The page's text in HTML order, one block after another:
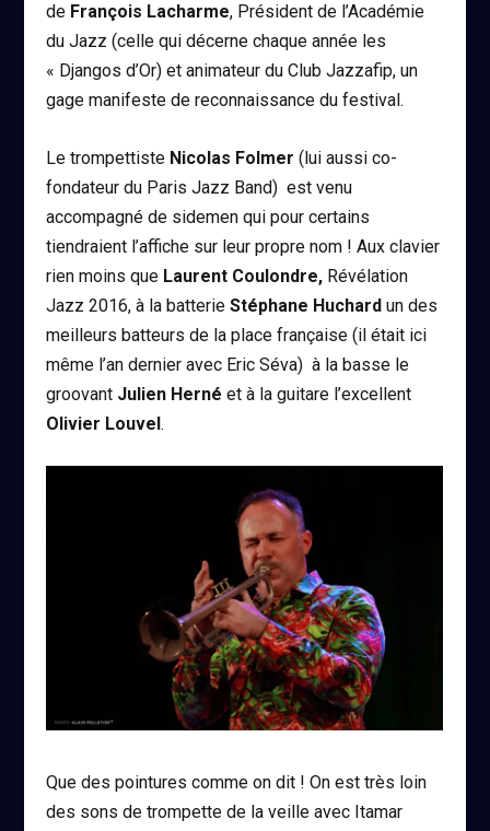
de François Lacharme, Président de l’Académie
du Jazz (celle qui décerne chaque année les
« Djangos d’Or) et animateur du Club Jazzafip, un
gage manifeste de reconnaissance du festival.
Le trompettiste Nicolas Folmer (lui aussi co-
fondateur du Paris Jazz Band) est venu
accompagné de sidemen qui pour certains
tiendraient l’affiche sur leur propre nom ! Aux clavier
rien moins que Laurent Coulondre, Révélation
Jazz 2016, à la batterieStéphane Huchard un des
meilleurs batteurs de la place française (il était ici
même l’an dernier avec Eric Séva) à la basse le
groovant Julien Herné et à la guitare l’excellent
Olivier Louvel.
Que des pointures comme on dit ! On est très loin
des sons de trompette de la veille avec Itamar